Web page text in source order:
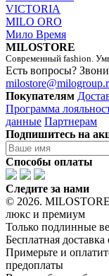
VICTORIA
MILO ORO
Мило Время
MILOSTORE
Современный fashion.
Есть вопросы?
Покупателям
Программа
данные Партнерам
Подпишитесь на
Способы оплаты
Следите за нами
© 2026.
люкс и премиум
Только подлинные
Бесплатная
Примерьте и
предоплаты